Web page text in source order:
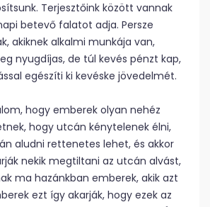
Terjesztőink között vannak
betevő falatot adja. Persze
akiknek alkalmi munkája van,
nyugdíjas, de túl kevés pénzt kap,
egészíti ki kevéske jövedelmét.
hogy emberek olyan nehéz
hogy utcán kénytelenek élni,
aludni rettenetes lehet, és akkor
nekik megtiltani az utcán alvást,
ma hazánkban emberek, akik azt
ezt így akarják, hogy ezek az